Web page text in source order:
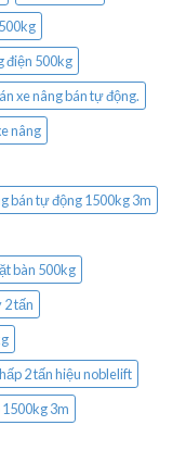
điện 500kg
xe nâng bán tự động.
nâng
bán tự động 1500kg 3m
bàn 500kg
2 tấn
2 tấn hiệu noblelift
1500kg 3m